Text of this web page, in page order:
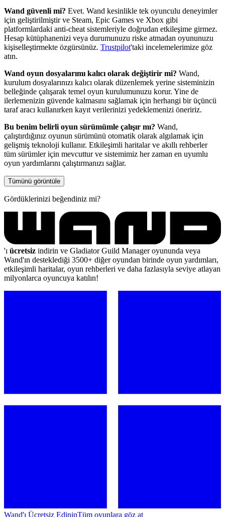
Wand güvenli mi? Evet. Wand kesinlikle tek oyunculu deneyimler
için geliştirilmiştir ve Steam, Epic Games ve Xbox gibi
platformlardaki anti-cheat sistemleriyle doğrudan etkileşime girmez.
Hesap kütüphanenizi veya durumunuzu riske atmadan oyununuzu
kişiselleştirmekte özgürsünüz. Trustpilot'taki incelemelerimize göz
atın.
Wand oyun dosyalarımı kalıcı olarak değiştirir mi? Wand,
kurulum dosyalarınızı kalıcı olarak düzenlemek yerine sisteminizin
belleğinde çalışarak temel oyun kurulumunuzu korur. Yine de
ilerlemenizin güvende kalmasını sağlamak için herhangi bir üçüncü
taraf aracı kullanırken kayıt verilerinizi yedeklemenizi öneririz.
Bu benim belirli oyun sürümümle çalışır mı? Wand,
çalıştırdığınız oyunun sürümünü otomatik olarak algılamak için
gelişmiş teknoloji kullanır. Etkileşimli haritalar ve akıllı rehberler
tüm sürümler için mevcuttur ve sistemimiz her zaman en uyumlu
oyun yardımlarını çalıştırmanızı sağlar.
Tümünü görüntüle
Gördüklerinizi beğendiniz mi?
'ı ücretsiz indirin ve Gladiator Guild Manager oyununda veya
Wand'ın desteklediği 3500+ diğer oyundan birinde oyun yardımları,
etkileşimli haritalar, oyun rehberleri ve daha fazlasıyla seviye atlayan
milyonlarca oyuncuya katılın!
Wand'ı Ücretsiz EdininTüm oyunlara göz at